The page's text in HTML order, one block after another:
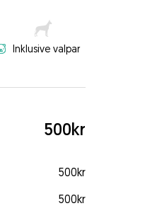
Inklusive valpar
500kr
500kr
500kr